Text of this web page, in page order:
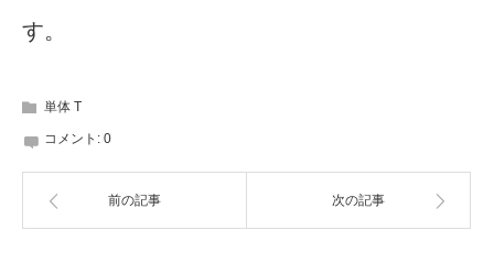
す。
単体 T
コメント: 0
前の記事 次の記事